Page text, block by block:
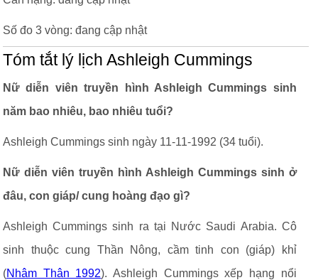
Số đo 3 vòng: đang cập nhật
Tóm tắt lý lịch Ashleigh Cummings
Nữ diễn viên truyền hình Ashleigh Cummings sinh
năm bao nhiêu, bao nhiêu tuổi?
Ashleigh Cummings sinh ngày 11-11-1992 (34 tuổi).
Nữ diễn viên truyền hình Ashleigh Cummings sinh ở
đâu, con giáp/ cung hoàng đạo gì?
Ashleigh Cummings sinh ra tại Nước Saudi Arabia. Cô
sinh thuộc cung Thần Nông, cầm tinh con (giáp) khỉ
(Nhâm Thân 1992). Ashleigh Cummings xếp hạng nổi